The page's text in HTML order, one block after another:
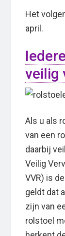
Het
april.
veilig
Als u als
van een
daarbij
Veilig
VVR) is
geldt dat
zijn van
rolstoel